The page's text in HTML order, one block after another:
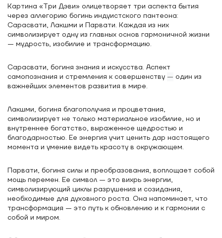
Картина «Три Дэви» олицетворяет три аспекта бытия
через аллегорию богинь индуистского пантеона:
Сарасвати, Лакшми и Парвати. Каждая из них
символизирует одну из главных основ гармоничной жизни
— мудрость, изобилие и трансформацию.
Сарасвати, богиня знания и искусства. Аспект
самопознания и стремления к совершенству — один из
важнейших элементов развития в мире.
Лакшми, богиня благополучия и процветания,
символизирует не только материальное изобилие, но и
внутреннее богатство, выраженное щедростью и
благодарностью. Ее энергия учит ценить дар настоящего
момента и умение видеть красоту в окружающем.
Парвати, богиня силы и преобразования, воплощает собой
мощь перемен. Ее символ — это вихрь энергии,
символизирующий циклы разрушения и созидания,
необходимые для духовного роста. Она напоминает, что
трансформация — это путь к обновлению и к гармонии с
собой и миром.